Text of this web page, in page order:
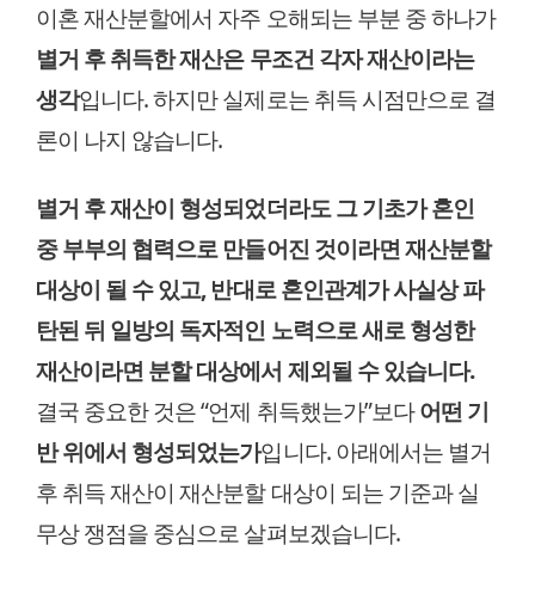
이혼 재산분할에서 자주 오해되는 부분 중 하나가
별거 후 취득한 재산은 무조건 각자 재산이라는
생각입니다. 하지만 실제로는 취득 시점만으로 결
론이 나지 않습니다.
별거 후 재산이 형성되었더라도 그 기초가 혼인
중 부부의 협력으로 만들어진 것이라면 재산분할
대상이 될 수 있고, 반대로 혼인관계가 사실상 파
탄된 뒤 일방의 독자적인 노력으로 새로 형성한
재산이라면 분할 대상에서 제외될 수 있습니다.
결국 중요한 것은 “언제 취득했는가”보다어떤 기
반 위에서 형성되었는가입니다. 아래에서는 별거
후 취득 재산이 재산분할 대상이 되는 기준과 실
무상 쟁점을 중심으로 살펴보겠습니다.